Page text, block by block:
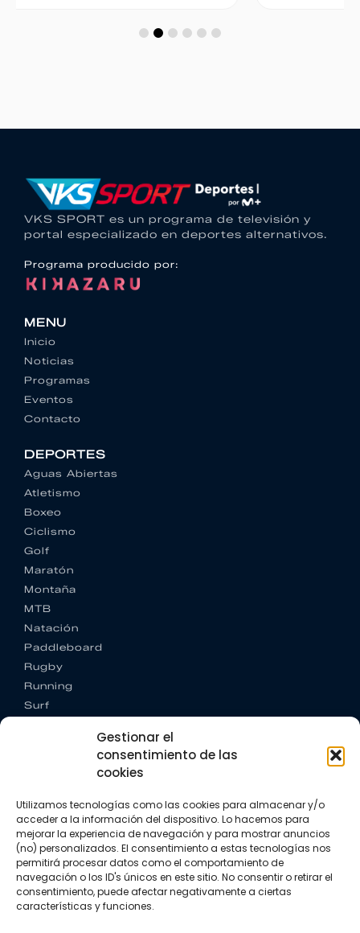
Gestionar el
consentimiento de las
cookies
Utilizamos tecnologías como las cookies para almacenar y/o
acceder a la información del dispositivo. Lo hacemos para
mejorar la experiencia de navegación y para mostrar anuncios
(no) personalizados. El consentimiento a estas tecnologías nos
permitirá procesar datos como el comportamiento de
navegación o los ID's únicos en este sitio. No consentir o retirar el
consentimiento, puede afectar negativamente a ciertas
características y funciones.
VKS SPORT es un programa de televisión y
portal especializado en deportes alternativos.
Programa producido por:
MENU
Inicio
Noticias
Programas
Eventos
Contacto
DEPORTES
Aguas Abiertas
Atletismo
Boxeo
Ciclismo
Golf
Maratón
Montaña
MTB
Natación
Paddleboard
Rugby
Running
Surf
CONTACTO
+34 662 342 177
info@vkssport.com
SÍGUENOS